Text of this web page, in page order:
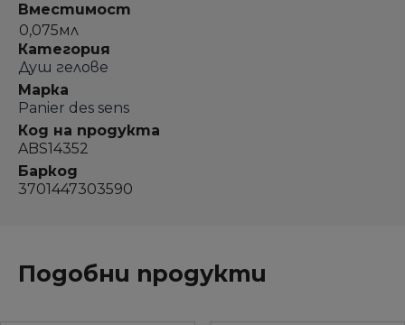
Вместимост
0,075мл
Категория
Душ гелове
Марка
Panier des sens
Код на продукта
ABS14352
Баркод
3701447303590
Подобни продукти